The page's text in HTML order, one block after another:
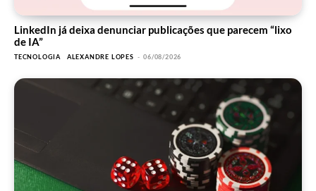
LinkedIn já deixa denunciar publicações que parecem “lixo
de IA”
TECNOLOGIA ALEXANDRE LOPES - 06/08/2026